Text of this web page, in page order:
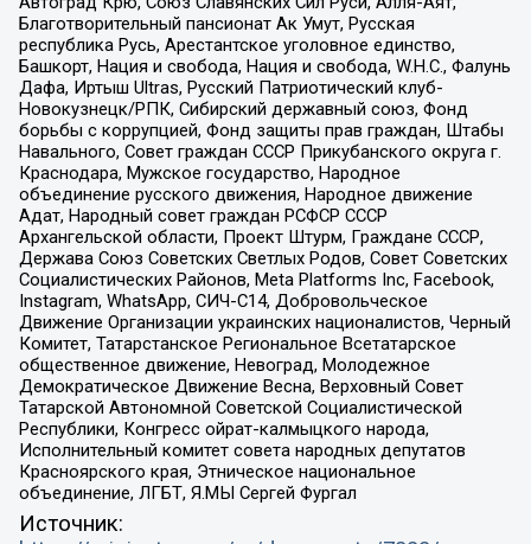
Благотворительный пансионат Ак Умут, Русская
республика Русь, Арестантское уголовное единство,
Башкорт, Нация и свобода, Нация и свобода, W.H.С., Фалунь
Дафа, Иртыш Ultras, Русский Патриотический клуб-
Новокузнецк/РПК, Сибирский державный союз, Фонд
борьбы с коррупцией, Фонд защиты прав граждан, Штабы
Навального, Совет граждан СССР Прикубанского округа г.
Краснодара, Мужское государство, Народное
объединение русского движения, Народное движение
Адат, Народный совет граждан РСФСР СССР
Архангельской области, Проект Штурм, Граждане СССР,
Держава Союз Советских Светлых Родов, Совет Советских
Социалистических Районов, Meta Platforms Inc, Facebook,
Instagram, WhatsApp, СИЧ-С14, Добровольческое
Движение Организации украинских националистов, Черный
Комитет, Татарстанское Региональное Всетатарское
общественное движение, Невоград, Молодежное
Демократическое Движение Весна, Верховный Совет
Татарской Автономной Советской Социалистической
Республики, Конгресс ойрат-калмыцкого народа,
Исполнительный комитет совета народных депутатов
Красноярского края, Этническое национальное
объединение, ЛГБТ, Я.МЫ Сергей Фургал
Источник: